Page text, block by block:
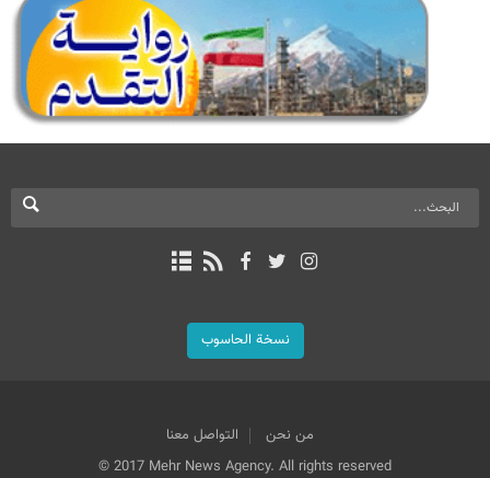
نسخة الحاسوب
من نحن
التواصل معنا
© 2017 Mehr News Agency. All rights reserved